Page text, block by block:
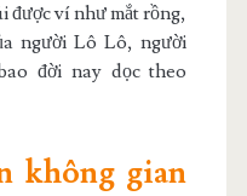
được ví như mắt rồng,
người Lô Lô, người
đời nay dọc theo
không gian